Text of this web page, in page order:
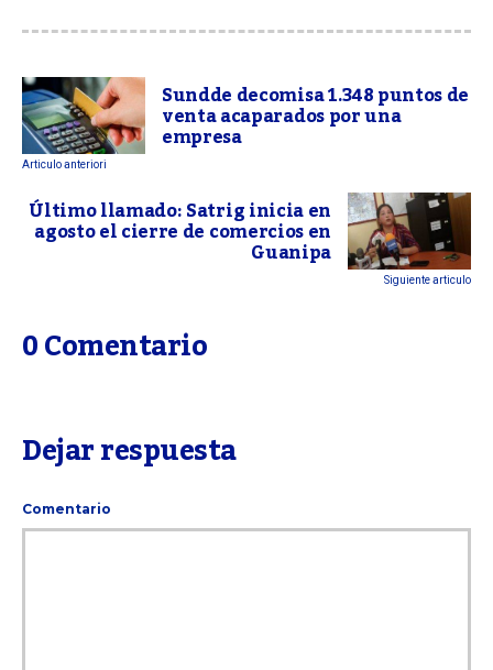
Sundde decomisa 1.348 puntos de
venta acaparados por una
empresa
Articulo anteriori
Último llamado: Satrig inicia en
agosto el cierre de comercios en
Guanipa
Siguiente articulo
0 Comentario
Dejar respuesta
Comentario